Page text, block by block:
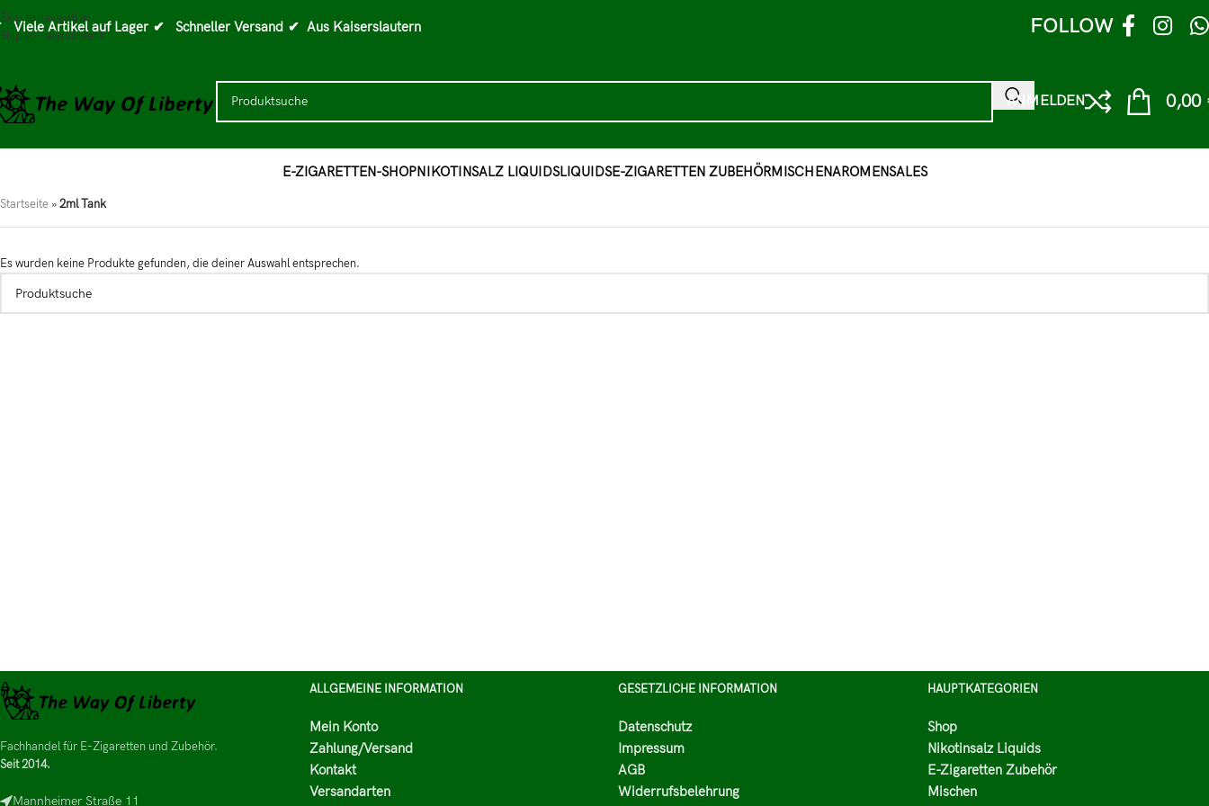
Skip to navigation
Skip to main content
Viele Artikel auf Lager ✔ Schneller Versand ✔ Aus Kaiserslautern FOLLOW
ANMELDEN 0,00
E-ZIGARETTEN-SHOPNIKOTINSALZ LIQUIDSLIQUIDSE-ZIGARETTEN ZUBEHÖRMISCHENAROMENSALES
Startseite »2ml Tank
Es wurden keine Produkte gefunden, die deiner Auswahl entsprechen.
Fachhandel für E-Zigaretten und Zubehör.
Seit 2014.
Mannheimer Straße 11
ALLGEMEINE INFORMATION
Mein Konto
Zahlung/Versand
Kontakt
Versandarten
GESETZLICHE INFORMATION
Datenschutz
Impressum
AGB
Widerrufsbelehrung
HAUPTKATEGORIEN
Shop
Nikotinsalz Liquids
E-Zigaretten Zubehör
Mischen